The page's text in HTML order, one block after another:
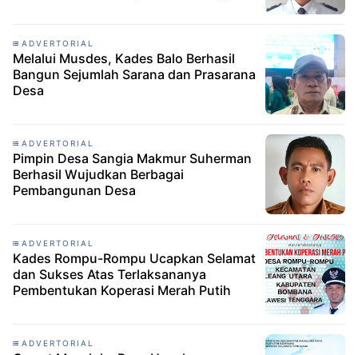
ADVERTORIAL
Melalui Musdes, Kades Balo Berhasil
Bangun Sejumlah Sarana dan Prasarana
Desa
ADVERTORIAL
Pimpin Desa Sangia Makmur Suherman
Berhasil Wujudkan Berbagai
Pembangunan Desa
ADVERTORIAL
Kades Rompu-Rompu Ucapkan Selamat
dan Sukses Atas Terlaksananya
Pembentukan Koperasi Merah Putih
ADVERTORIAL